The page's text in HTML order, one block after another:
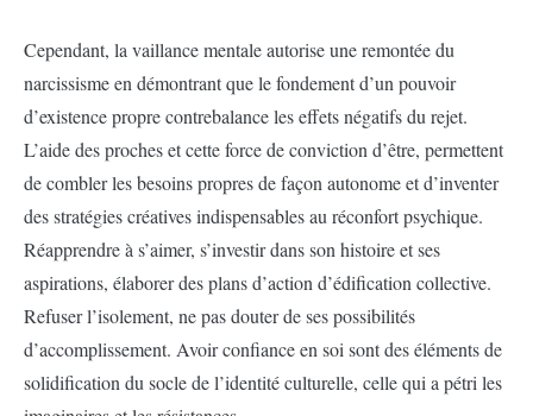
Cependant, la vaillance mentale autorise une remontée du
narcissisme en démontrant que le fondement d’un pouvoir
d’existence propre contrebalance les effets négatifs du rejet.
L’aide des proches et cette force de conviction d’être, permettent
de combler les besoins propres de façon autonome et d’inventer
des stratégies créatives indispensables au réconfort psychique.
Réapprendre à s’aimer, s’investir dans son histoire et ses
aspirations, élaborer des plans d’action d’édification collective.
Refuser l’isolement, ne pas douter de ses possibilités
d’accomplissement. Avoir confiance en soi sont des éléments de
solidification du socle de l’identité culturelle, celle qui a pétri les